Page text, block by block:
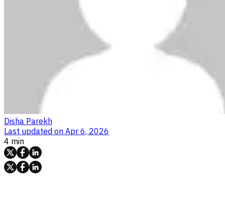
Disha Parekh
Last updated on Apr 6, 2026
4 min